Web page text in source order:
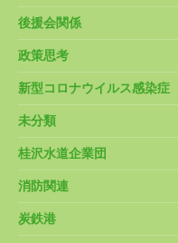
後援会関係
政策思考
新型コロナウイルス感染症
未分類
桂沢水道企業団
消防関連
炭鉄港